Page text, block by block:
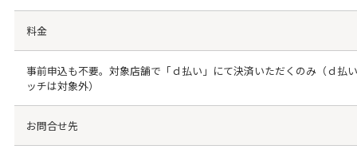
料金
事前申込も不要。対象店舗で「ｄ払い」にて決済いただくのみ（ｄ払
ッチは対象外）
お問合せ先